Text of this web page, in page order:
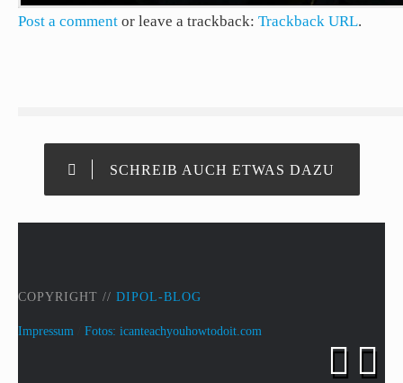
Post a comment or leave a trackback: Trackback URL.
SCHREIB AUCH ETWAS DAZU
COPYRIGHT // DIPOL-BLOG
Impressum Fotos: icanteachyouhowtodoit.com
 